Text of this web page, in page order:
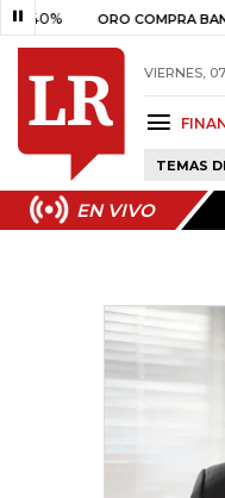
ORO COMPRA BANCO DE
VIERNES,
TEMAS
EN VIVO
EN VIVO